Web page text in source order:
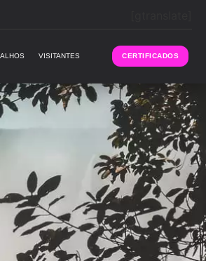
VISITANTES CERTIFICADOS